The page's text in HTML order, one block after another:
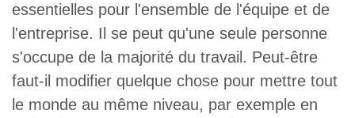
essentielles pour l'ensemble de l'équipe et de
l'entreprise. Il se peut qu'une seule personne
s'occupe de la majorité du travail. Peut-être
faut-il modifier quelque chose pour mettre tout
le monde au même niveau, par exemple en